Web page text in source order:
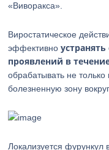
«Виворакса».
Виростатическое
эффективно
проявлений в
обрабатывать не
болезненную зону
Локализуется фурункул